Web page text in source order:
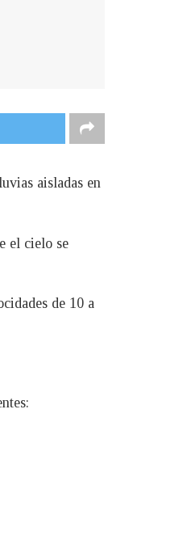
aisladas en
el cielo se
de 10 a